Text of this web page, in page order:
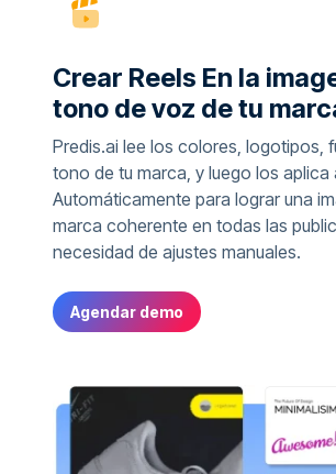
Crear Reels En la
tono de voz de tu
Predis.ai lee los colores, logotipos,
tono de tu marca, y luego los aplica
Automáticamente para lograr una
marca coherente en todas las
necesidad de ajustes manuales.
Agendar demo